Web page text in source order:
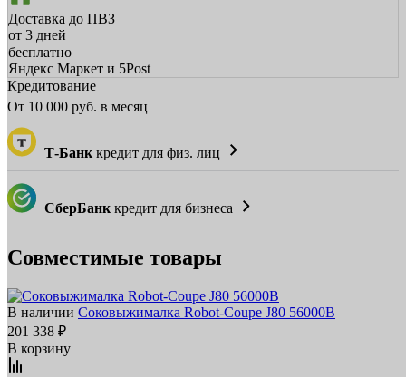
Доставка до ПВЗ
от 3 дней
бесплатно
Яндекс Маркет и 5Post
Кредитование
От 10 000 руб. в месяц
Т-Банк кредит для физ. лиц
СберБанк кредит для бизнеса
Совместимые товары
В наличии Соковыжималка Robot-Coupe J80 56000B
201 338 ₽
В корзину